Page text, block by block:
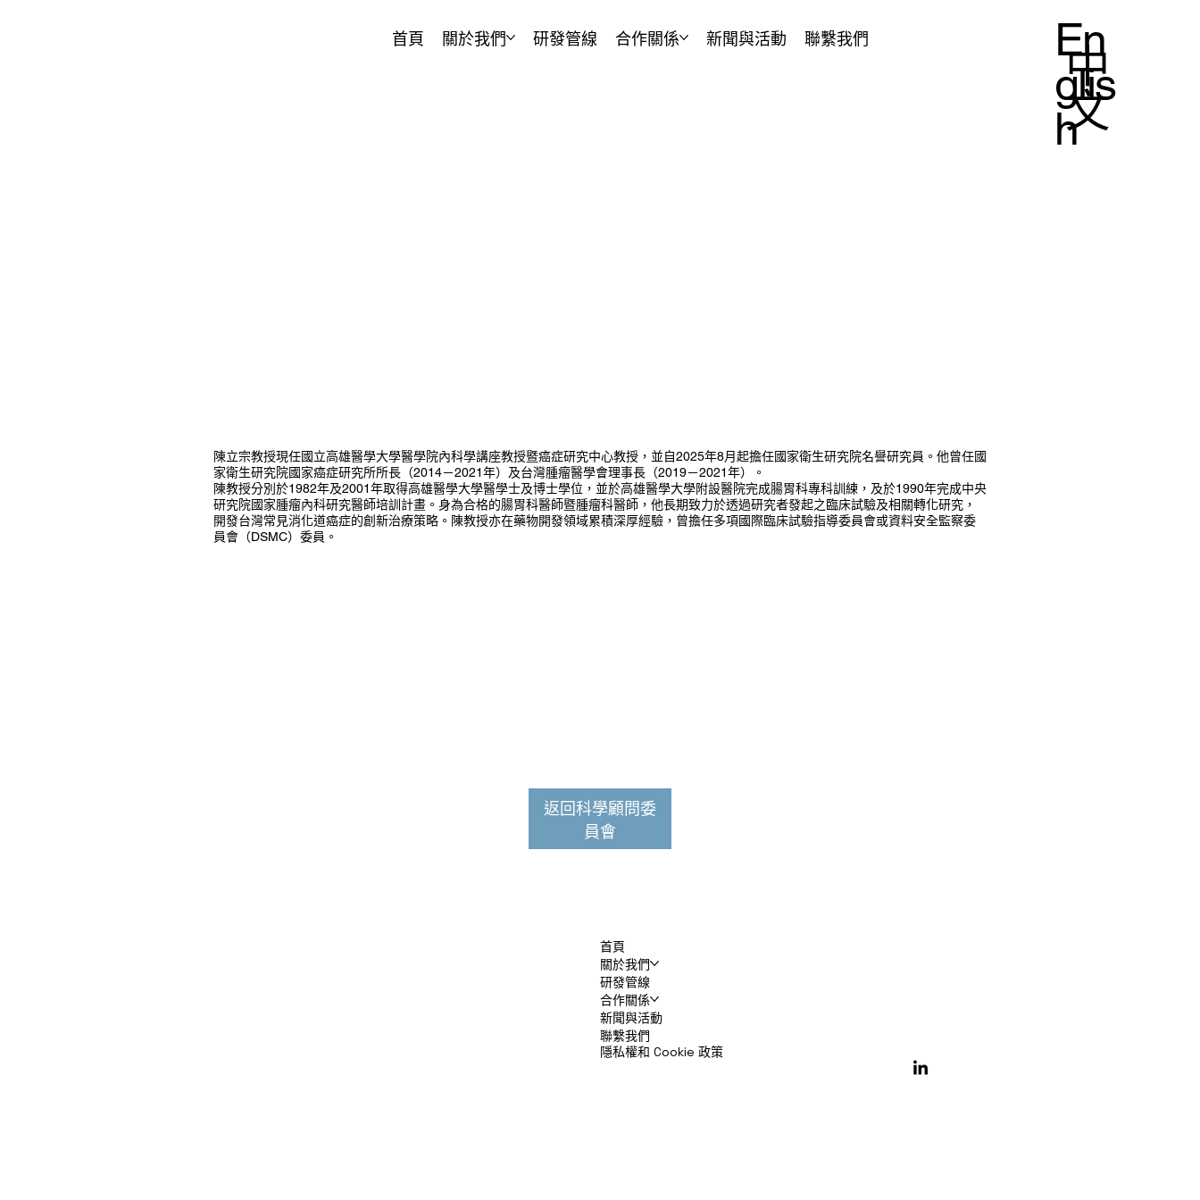
首頁 關於我們 研發管線 合作關係 新聞與活動 聯繫我們
En
glis
h
中
文
陳立宗教授現任國立高雄醫學大學醫學院內科學講座教授暨癌症研究中心教授，並自2025年8月起擔任國家衛生研究院名譽研究員。他曾任國
家衛生研究院國家癌症研究所所長（2014－2021年）及台灣腫瘤醫學會理事長（2019－2021年）。
陳教授分別於1982年及2001年取得高雄醫學大學醫學士及博士學位，並於高雄醫學大學附設醫院完成腸胃科專科訓練，及於1990年完成中央
研究院國家腫瘤內科研究醫師培訓計畫。身為合格的腸胃科醫師暨腫瘤科醫師，他長期致力於透過研究者發起之臨床試驗及相關轉化研究，
開發台灣常見消化道癌症的創新治療策略。陳教授亦在藥物開發領域累積深厚經驗，曾擔任多項國際臨床試驗指導委員會或資料安全監察委
員會（DSMC）委員。
返回科學顧問委
員會
首頁
關於我們
研發管線
合作關係
新聞與活動
聯繫我們
隱私權和 Cookie 政策